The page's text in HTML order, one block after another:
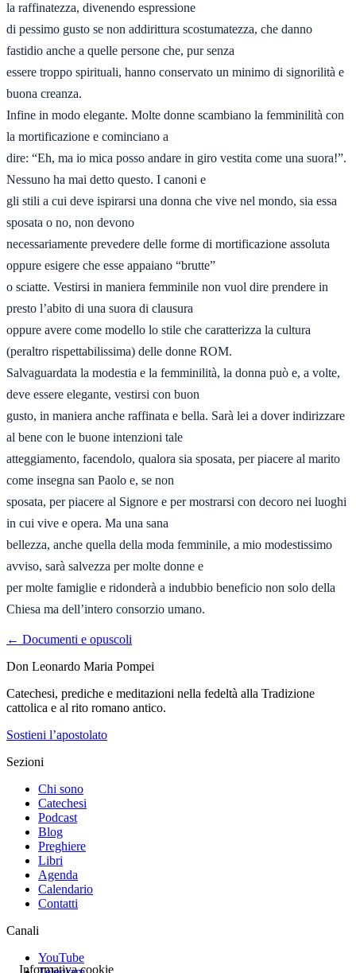
la raffinatezza, divenendo espressione
di pessimo gusto se non addirittura scostumatezza, che danno
fastidio anche a quelle persone che, pur senza
essere troppo spirituali, hanno conservato un minimo di signorilità e
buona creanza.
Infine in modo elegante. Molte donne scambiano la femminilità con
la mortificazione e cominciano a
dire: “Eh, ma io mica posso andare in giro vestita come una suora!”.
Nessuno ha mai detto questo. I canoni e
gli stili a cui deve ispirarsi una donna che vive nel mondo, sia essa
sposata o no, non devono
necessariamente prevedere delle forme di mortificazione assoluta
oppure esigere che esse appaiano “brutte”
o sciatte. Vestirsi in maniera femminile non vuol dire prendere in
presto l’abito di una suora di clausura
oppure avere come modello lo stile che caratterizza la cultura
(peraltro rispettabilissima) delle donne ROM.
Salvaguardata la modestia e la femminilità, la donna può e, a volte,
deve essere elegante, vestirsi con buon
gusto, in maniera anche raffinata e bella. Sarà lei a dover indirizzare
al bene con le buone intenzioni tale
atteggiamento, facendolo, qualora sia sposata, per piacere al marito
come insegna san Paolo e, se non
sposata, per piacere al Signore e per mostrarsi con decoro nei luoghi
in cui vive e opera. Ma una sana
bellezza, anche quella della moda femminile, a mio modestissimo
avviso, sarà salvezza per molte donne e
per molte famiglie e ridonderà a indubbio beneficio non solo della
Chiesa ma dell’intero consorzio umano.
← Documenti e opuscoli
Don Leonardo Maria Pompei
Catechesi, prediche e meditazioni nella fedeltà alla Tradizione
cattolica e al rito romano antico.
Sostieni l’apostolato
Sezioni
Chi sono
Catechesi
Podcast
Blog
Preghiere
Libri
Agenda
Calendario
Contatti
Canali
YouTube
Informativa cookie